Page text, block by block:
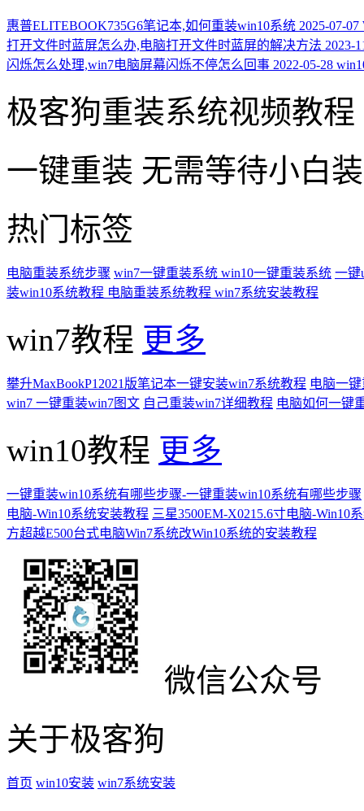
惠普ELITEBOOK735G6笔记本,如何重装win10系统 2025-07-07
打开文件时蓝屏怎么办,电脑打开文件时蓝屏的解决方法 2023-
闪烁怎么处理,win7电脑屏幕闪烁不停怎么回事 2022-05-28
极客狗重装系统视频教程
一键重装 无需等待小白
热门标签
电脑重装系统步骤 win7一键重装系统 win10一键重装系统 一键
装win10系统教程 电脑重装系统教程 win7系统安装教程
win7教程 更多
攀升MaxBookP12021版笔记本一键安装win7系统教程 电脑一
win7 一键重装win7图文 自己重装win7详细教程 电脑如何一键
win10教程 更多
一键重装win10系统有哪些步骤-一键重装win10系统有哪些步骤
电脑-Win10系统安装教程 三星3500EM-X0215.6寸电脑-Win10
方超越E500台式电脑Win7系统改Win10系统的安装教程
微信公众号
关于极客狗
首页 win10安装 win7系统安装